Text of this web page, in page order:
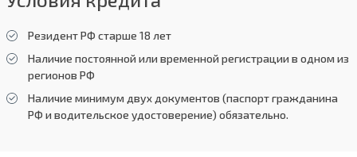
Резидент РФ старше 18 лет
Наличие постоянной или временной регистрации в одном из
регионов РФ
Наличие минимум двух документов (паспорт гражданина
РФ и водительское удостоверение) обязательно.